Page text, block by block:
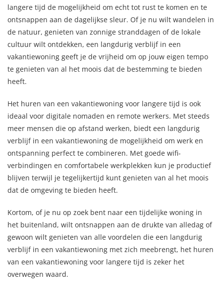
langere tijd de mogelijkheid om echt tot rust te komen en te
ontsnappen aan de dagelijkse sleur. Of je nu wilt wandelen in
de natuur, genieten van zonnige stranddagen of de lokale
cultuur wilt ontdekken, een langdurig verblijf in een
vakantiewoning geeft je de vrijheid om op jouw eigen tempo
te genieten van al het moois dat de bestemming te bieden
heeft.
Het huren van een vakantiewoning voor langere tijd is ook
ideaal voor digitale nomaden en remote werkers. Met steeds
meer mensen die op afstand werken, biedt een langdurig
verblijf in een vakantiewoning de mogelijkheid om werk en
ontspanning perfect te combineren. Met goede wifi-
verbindingen en comfortabele werkplekken kun je productief
blijven terwijl je tegelijkertijd kunt genieten van al het moois
dat de omgeving te bieden heeft.
Kortom, of je nu op zoek bent naar een tijdelijke woning in
het buitenland, wilt ontsnappen aan de drukte van alledag of
gewoon wilt genieten van alle voordelen die een langdurig
verblijf in een vakantiewoning met zich meebrengt, het huren
van een vakantiewoning voor langere tijd is zeker het
overwegen waard.